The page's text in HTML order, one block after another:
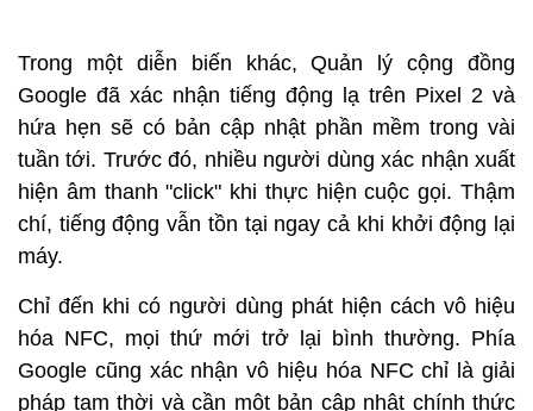
Trong một diễn biến khác, Quản lý cộng đồng
Google đã xác nhận tiếng động lạ trên Pixel 2 và
hứa hẹn sẽ có bản cập nhật phần mềm trong vài
tuần tới. Trước đó, nhiều người dùng xác nhận xuất
hiện âm thanh "click" khi thực hiện cuộc gọi. Thậm
chí, tiếng động vẫn tồn tại ngay cả khi khởi động lại
máy.
Chỉ đến khi có người dùng phát hiện cách vô hiệu
hóa NFC, mọi thứ mới trở lại bình thường. Phía
Google cũng xác nhận vô hiệu hóa NFC chỉ là giải
pháp tạm thời và cần một bản cập nhật chính thức